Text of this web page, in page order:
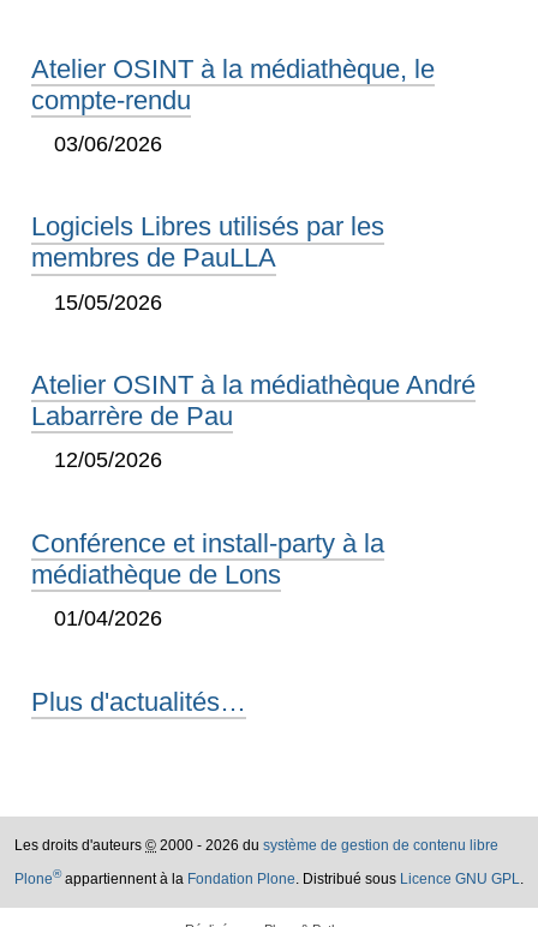
Atelier OSINT à la médiathèque, le
compte-rendu
03/06/2026
Logiciels Libres utilisés par les
membres de PauLLA
15/05/2026
Atelier OSINT à la médiathèque André
Labarrère de Pau
12/05/2026
Conférence et install-party à la
médiathèque de Lons
01/04/2026
Plus d'actualités…
Les droits d'auteurs © 2000 - 2026 du système de gestion de contenu libre
Plone®appartiennent à la Fondation Plone. Distribué sous Licence GNU GPL.